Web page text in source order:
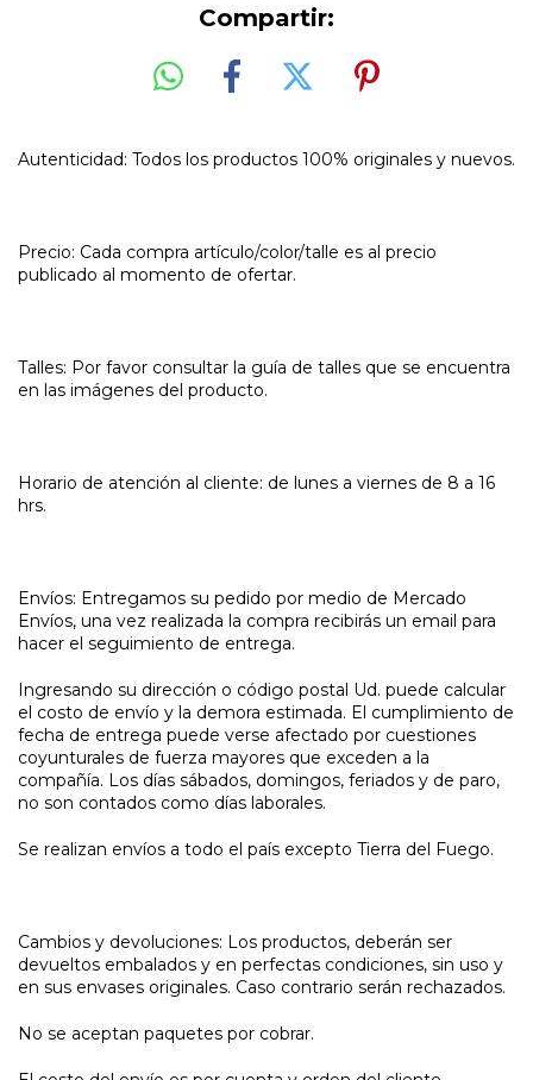
Compartir:
Autenticidad: Todos los productos 100% originales y nuevos.
Precio: Cada compra artículo/color/talle es al precio
publicado al momento de ofertar.
Talles: Por favor consultar la guía de talles que se encuentra
en las imágenes del producto.
Horario de atención al cliente: de lunes a viernes de 8 a 16
hrs.
Envíos: Entregamos su pedido por medio de Mercado
Envíos, una vez realizada la compra recibirás un email para
hacer el seguimiento de entrega.
Ingresando su dirección o código postal Ud. puede calcular
el costo de envío y la demora estimada. El cumplimiento de
fecha de entrega puede verse afectado por cuestiones
coyunturales de fuerza mayores que exceden a la
compañía. Los días sábados, domingos, feriados y de paro,
no son contados como días laborales.
Se realizan envíos a todo el país excepto Tierra del Fuego.
Cambios y devoluciones: Los productos, deberán ser
devueltos embalados y en perfectas condiciones, sin uso y
en sus envases originales. Caso contrario serán rechazados.
No se aceptan paquetes por cobrar.